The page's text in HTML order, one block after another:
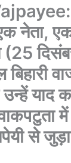
नेता,
याद
में
से